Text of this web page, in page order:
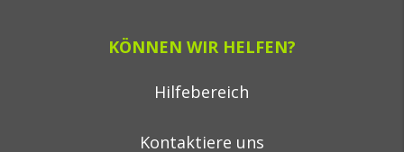
KÖNNEN WIR HELFEN?
Hilfebereich
Kontaktiere uns